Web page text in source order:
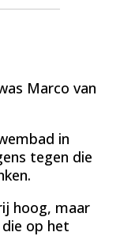
Marco van
in
tegen die
hoog, maar
op het